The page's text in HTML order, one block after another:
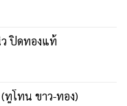
ปิดทองแท้
ทูโทน ขาว-ทอง)